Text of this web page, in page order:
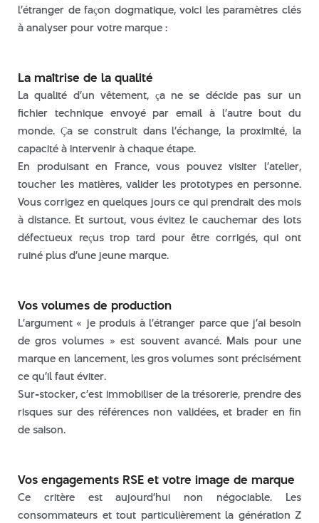
l’étranger de façon dogmatique, voici les paramètres clés
à analyser pour votre marque :
La maîtrise de la qualité
La qualité d’un vêtement, ça ne se décide pas sur un
fichier technique envoyé par email à l’autre bout du
monde. Ça se construit dans l’échange, la proximité, la
capacité à intervenir à chaque étape.
En produisant en France, vous pouvez visiter l’atelier,
toucher les matières, valider les prototypes en personne.
Vous corrigez en quelques jours ce qui prendrait des mois
à distance. Et surtout, vous évitez le cauchemar des lots
défectueux reçus trop tard pour être corrigés, qui ont
ruiné plus d’une jeune marque.
Vos volumes de production
L’argument « je produis à l’étranger parce que j’ai besoin
de gros volumes » est souvent avancé. Mais pour une
marque en lancement, les gros volumes sont précisément
ce qu’il faut éviter.
Sur-stocker, c’est immobiliser de la trésorerie, prendre des
risques sur des références non validées, et brader en fin
de saison.
Vos engagements RSE et votre image de marque
Ce critère est aujourd’hui non négociable. Les
consommateurs et tout particulièrement la génération Z